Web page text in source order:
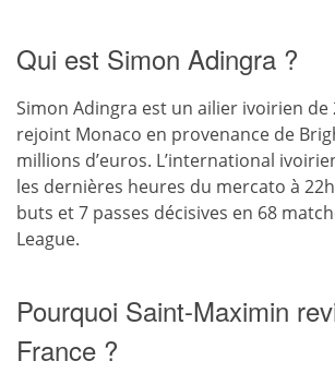
Qui est Simon Adingra ?
Simon Adingra est un ailier ivoirien de
rejoint Monaco en provenance de
millions d’euros. L’international
les dernières heures du mercato à
buts et 7 passes décisives en 68
League.
Pourquoi Saint-Maximin
France ?